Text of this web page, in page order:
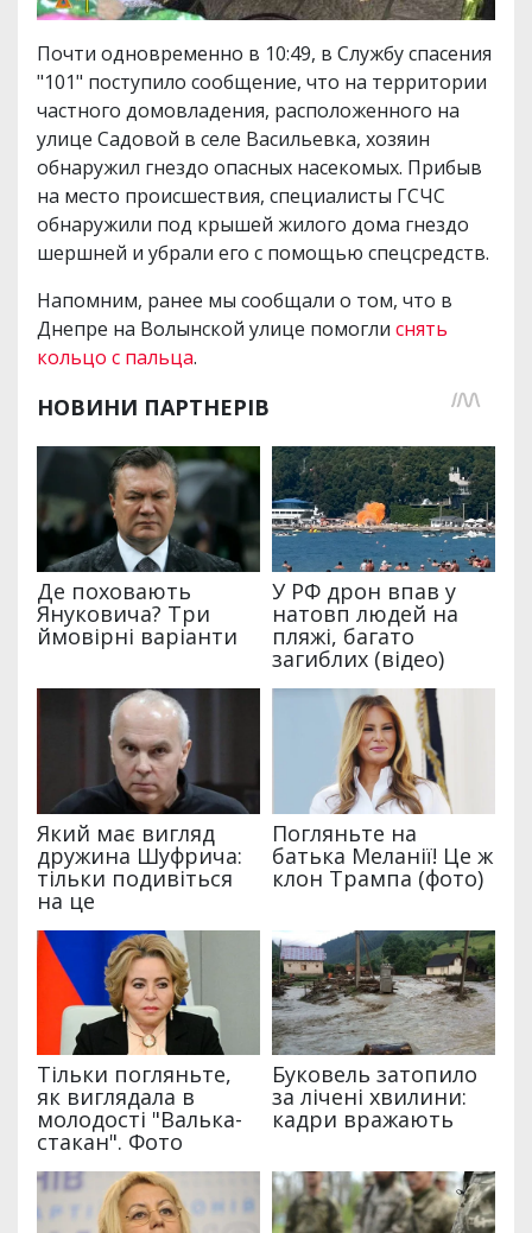
Почти одновременно в 10:49, в Службу спасения
"101" поступило сообщение, что на территории
частного домовладения, расположенного на
улице Садовой в селе Васильевка, хозяин
обнаружил гнездо опасных насекомых. Прибыв
на место происшествия, специалисты ГСЧС
обнаружили под крышей жилого дома гнездо
шершней и убрали его с помощью спецсредств.
Напомним, ранее мы сообщали о том, что в
Днепре на Волынской улице помогли снять
кольцо с пальца.